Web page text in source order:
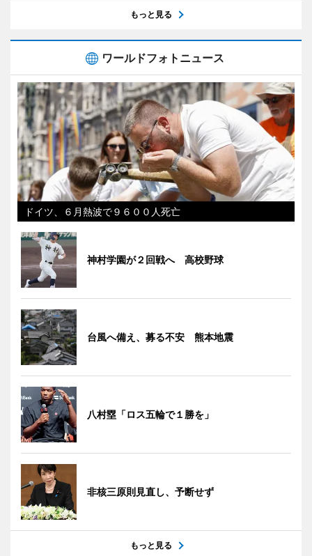
もっと見る
ワールドフォトニュース
ドイツ、６月熱波で９６００人死亡
神村学園が２回戦へ 高校野球
台風へ備え、募る不安 熊本地震
八村塁「ロス五輪で１勝を」
非核三原則見直し、予断せず
もっと見る